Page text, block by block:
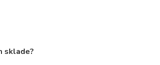
sklade?